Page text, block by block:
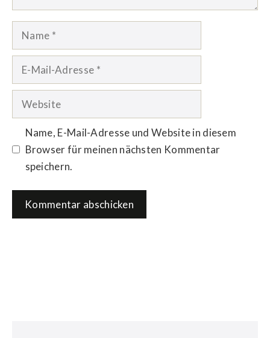
Name
Website
Name, E-Mail-Adresse und Website in diesem
Browser für meinen nächsten Kommentar
speichern.